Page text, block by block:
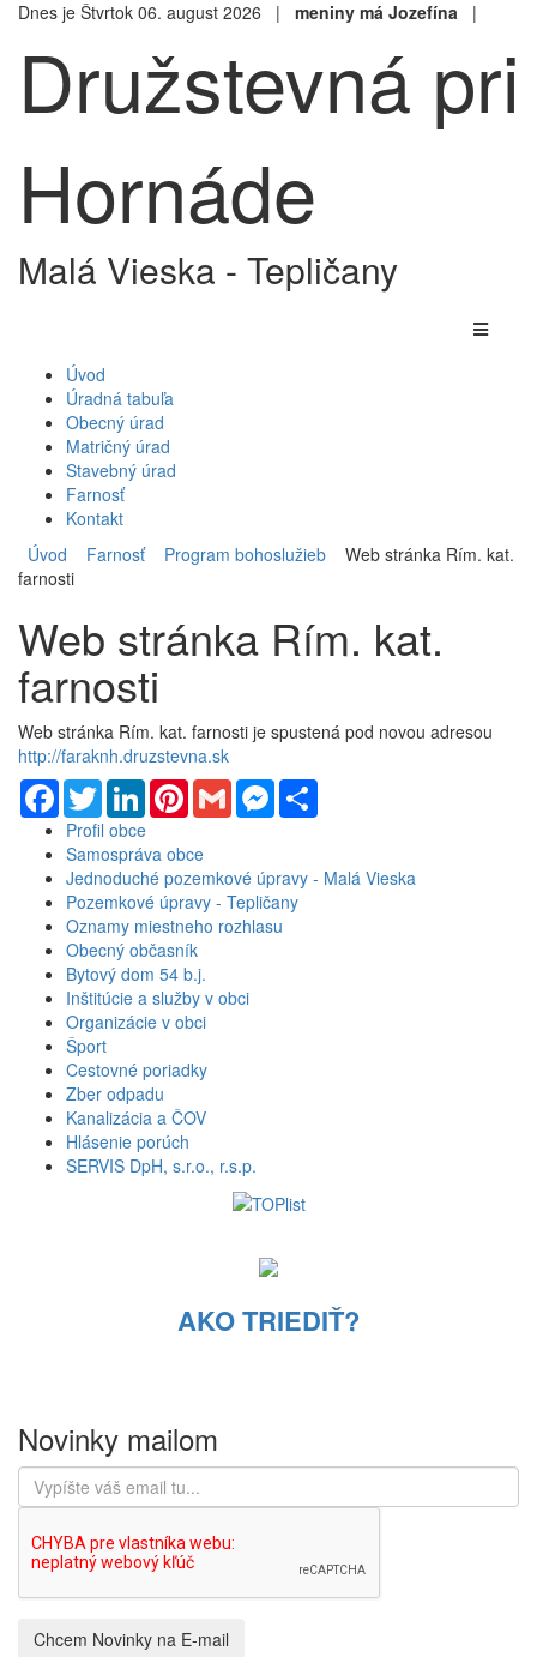
Dnes je Štvrtok 06. august 2026 | meniny má Jozefína |
Družstevná pri
Hornáde
Malá Vieska - Tepličany
Úvod
Úradná tabuľa
Obecný úrad
Matričný úrad
Stavebný úrad
Farnosť
Kontakt
Úvod
Farnosť Program bohoslužieb
Web stránka Rím. kat.
farnosti
Web stránka Rím. kat.
farnosti
Web stránka Rím. kat. farnosti je spustená pod novou adresou
http://faraknh.druzstevna.sk
Facebook
TwitterLinkedInPinterestGmail Messenger
Profil obce
Samospráva obce
Jednoduché pozemkové úpravy - Malá Vieska
Pozemkové úpravy - Tepličany
Oznamy miestneho rozhlasu
Obecný občasník
Bytový dom 54 b.j.
Inštitúcie a služby v obci
Organizácie v obci
Šport
Cestovné poriadky
Zber odpadu
Kanalizácia a ČOV
Hlásenie porúch
SERVIS DpH, s.r.o., r.s.p.
AKO TRIEDIŤ?
Novinky mailom